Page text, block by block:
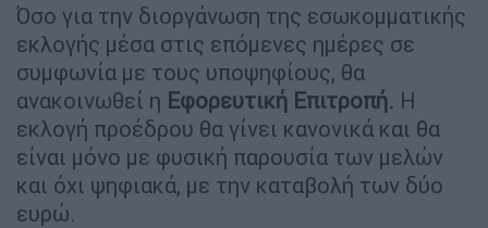
Όσο για την διοργάνωση της εσωκομματικής
εκλογής μέσα στις επόμενες ημέρες σε
συμφωνία με τους υποψηφίους, θα
ανακοινωθεί η Εφορευτική Επιτροπή. Η
εκλογή προέδρου θα γίνει κανονικά και θα
είναι μόνο με φυσική παρουσία των μελών
και όχι ψηφιακά, με την καταβολή των δύο
ευρώ.